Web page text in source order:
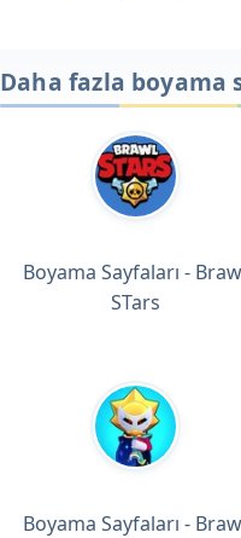
Daha fazla boyama
Boyama Sayfaları -
STars
Boyama Sayfaları -